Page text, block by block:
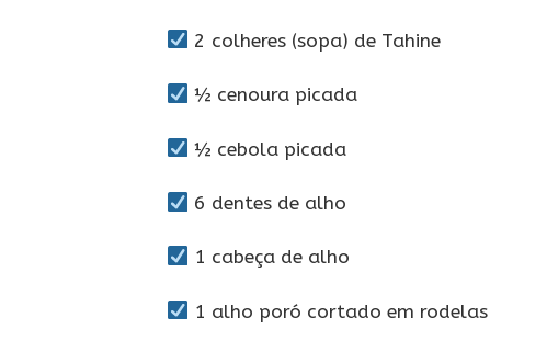
2 colheres (sopa) de Tahine
½ cenoura picada
½ cebola picada
6 dentes de alho
1 cabeça de alho
1 alho poró cortado em rodelas